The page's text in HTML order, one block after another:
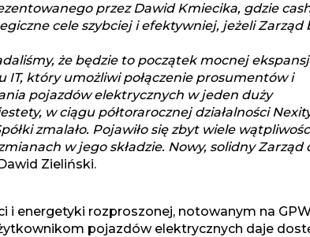
przez Dawid Kmiecika, gdzie
cele szybciej i efektywniej, jeżeli Zarząd
że będzie to początek mocnej
który umożliwi połączenie prosumentów i
pojazdów elektrycznych w jeden duży
w ciągu półtorarocznej działalności
zmalało. Pojawiło się zbyt wiele
w jego składzie. Nowy, solidny Zarząd
Zieliński.
i energetyki rozproszonej, notowanym na
pojazdów elektrycznych daje